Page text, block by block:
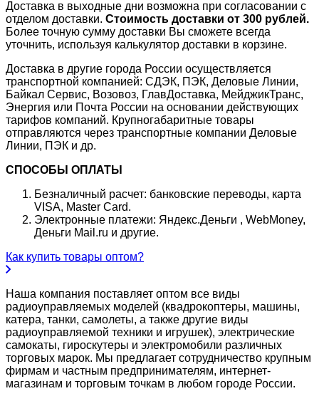
Доставка в выходные дни возможна при согласовании с
отделом доставки. Стоимость доставки от 300 рублей.
Более точную сумму доставки Вы сможете всегда
уточнить, используя калькулятор доставки в корзине.
Доставка в другие города России осуществляется
транспортной компанией: СДЭК, ПЭК, Деловые Линии,
Байкал Сервис, Возовоз, ГлавДоставка, МейджикТранс,
Энергия или Почта России на основании действующих
тарифов компаний. Крупногабаритные товары
отправляются через транспортные компании Деловые
Линии, ПЭК и др.
СПОСОБЫ ОПЛАТЫ
Безналичный расчет: банковские переводы, карта
VISA, Master Card.
Электронные платежи: Яндекс.Деньги , WebMoney,
Деньги Mail.ru и другие.
Как купить товары оптом?
Наша компания поставляет оптом все виды
радиоуправляемых моделей (квадрокоптеры, машины,
катера, танки, самолеты, а также другие виды
радиоуправляемой техники и игрушек), электрические
самокаты, гироскутеры и электромобили различных
торговых марок. Мы предлагает сотрудничество крупным
фирмам и частным предпринимателям, интернет-
магазинам и торговым точкам в любом городе России.